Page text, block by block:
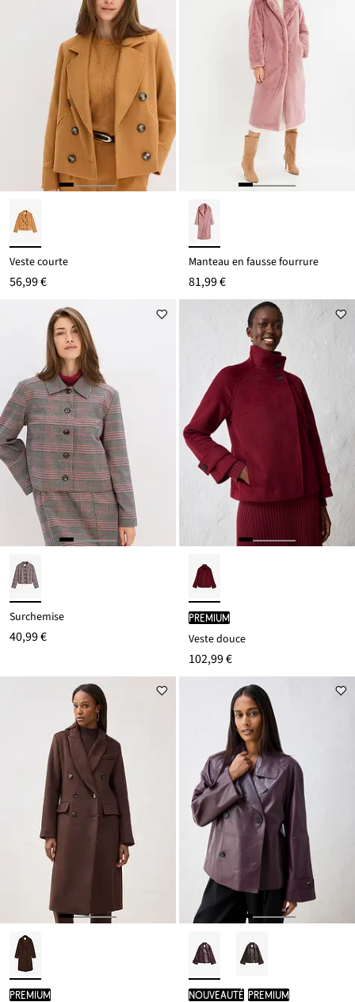
Veste courte
56,99 €
Manteau en fausse fourrure
81,99 €
Surchemise
40,99 €
PREMIUM
Veste douce
102,99 €
PREMIUM Nouveauté PREMIUM